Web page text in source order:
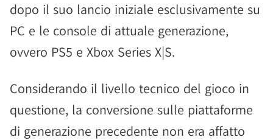
dopo il suo lancio iniziale esclusivamente su
PC e le console di attuale generazione,
ovvero PS5 e Xbox Series X|S.
Considerando il livello tecnico del gioco in
questione, la conversione sulle piattaforme
di generazione precedente non era affatto